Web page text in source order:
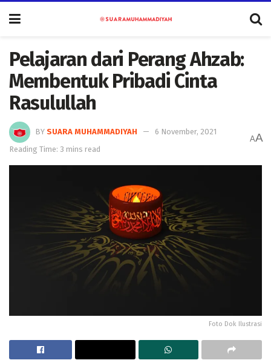
Pelajaran dari Perang Ahzab:
Membentuk Pribadi Cinta
Rasulullah
BY SUARA MUHAMMADIYAH
6 November, 2021
Reading Time: 3 mins read
AA
Foto Dok Ilustrasi